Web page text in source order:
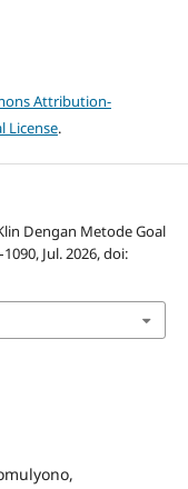
Attribution-
License.
Dengan Metode Goal
Jul. 2026, doi: